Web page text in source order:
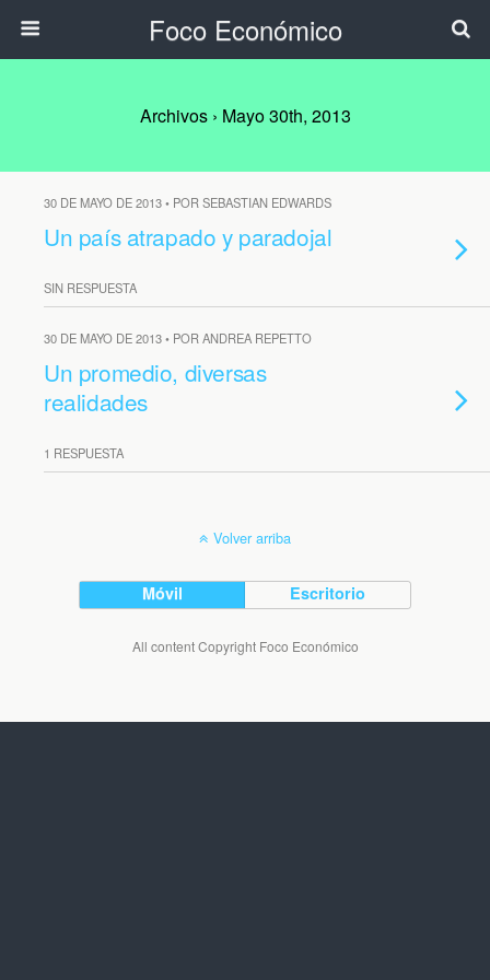
Foco Económico
Archivos › Mayo 30th, 2013
30 DE MAYO DE 2013 • POR SEBASTIAN EDWARDS
Un país atrapado y paradojal
SIN RESPUESTA
30 DE MAYO DE 2013 • POR ANDREA REPETTO
Un promedio, diversas
realidades
1 RESPUESTA
Volver arriba
Móvil Escritorio
All content Copyright Foco Económico